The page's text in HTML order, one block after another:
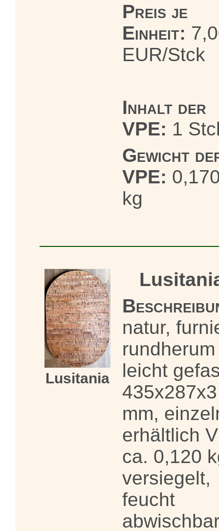
Preis je
Einheit:
EUR/Stck
Inhalt der
VPE: 1
Gewicht
VPE:
kg
Lusitania
natur,
rundherum
leicht
435x287x3
mm,
erhältlich
ca. 0,120
versiegelt,
feucht